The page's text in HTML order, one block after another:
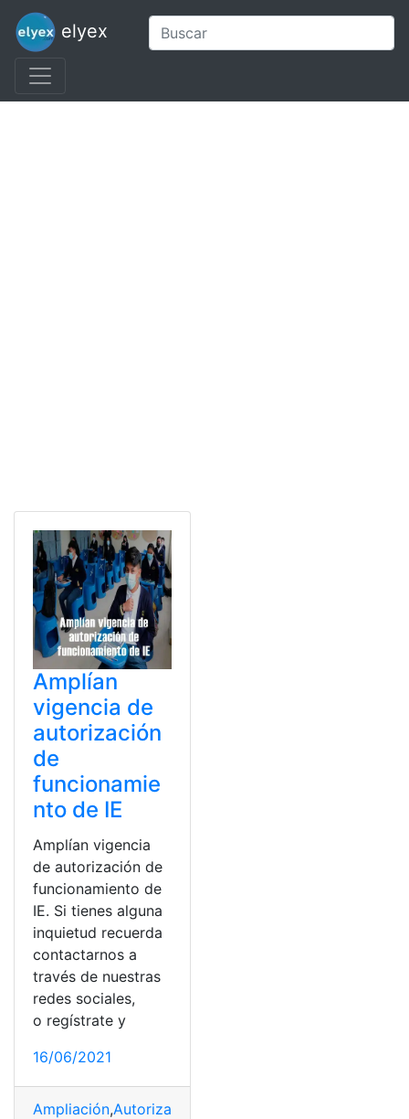
elyex
Amplían
vigencia de
autorización
de
funcionamie
nto de IE
Amplían vigencia
de autorización de
funcionamiento de
IE. Si tienes alguna
inquietud recuerda
contactarnos a
través de nuestras
redes sociales,
o regístrate y
16/06/2021
Ampliación,Autorización